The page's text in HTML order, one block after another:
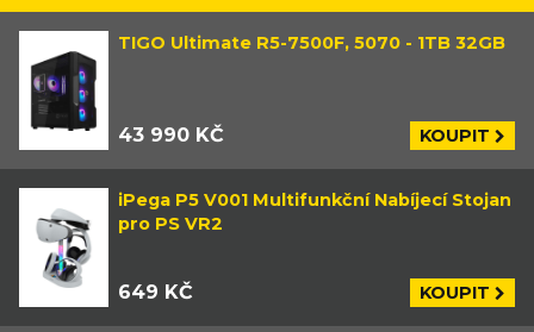
TIGO Ultimate R5-7500F, 5070 - 1TB 32GB
43 990 KČ KOUPIT
iPega P5 V001 Multifunkční Nabíjecí Stojan
pro PS VR2
649 KČ KOUPIT